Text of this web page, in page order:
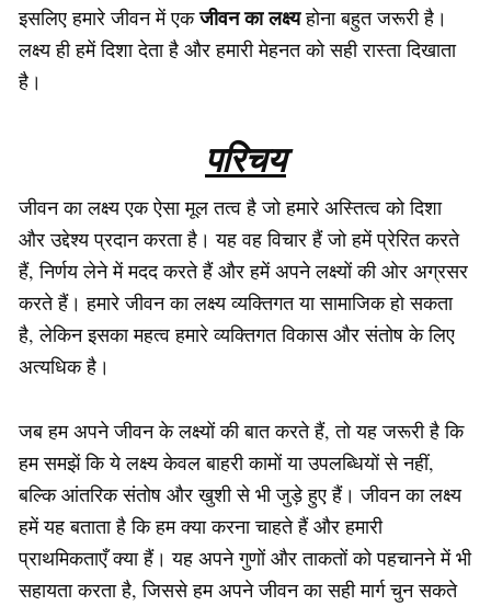
इसलिए हमारे जीवन में एकजीवन का लक्ष्यहोना बहुत जरूरी है।
लक्ष्य ही हमें दिशा देता है और हमारी मेहनत को सही रास्ता दिखाता
है।
परिचय
जीवन का लक्ष्य एक ऐसा मूल तत्व है जो हमारे अस्तित्व को दिशा
और उद्देश्य प्रदान करता है। यह वह विचार हैं जो हमें प्रेरित करते
हैं, निर्णय लेने में मदद करते हैं और हमें अपने लक्ष्यों की ओर अग्रसर
करते हैं। हमारे जीवन का लक्ष्य व्यक्तिगत या सामाजिक हो सकता
है, लेकिन इसका महत्व हमारे व्यक्तिगत विकास और संतोष के लिए
अत्यधिक है।
जब हम अपने जीवन के लक्ष्यों की बात करते हैं, तो यह जरूरी है कि
हम समझें कि ये लक्ष्य केवल बाहरी कामों या उपलब्धियों से नहीं,
बल्कि आंतरिक संतोष और खुशी से भी जुड़े हुए हैं। जीवन का लक्ष्य
हमें यह बताता है कि हम क्या करना चाहते हैं और हमारी
प्राथमिकताएँ क्या हैं। यह अपने गुणों और ताकतों को पहचानने में भी
सहायता करता है, जिससे हम अपने जीवन का सही मार्ग चुन सकते